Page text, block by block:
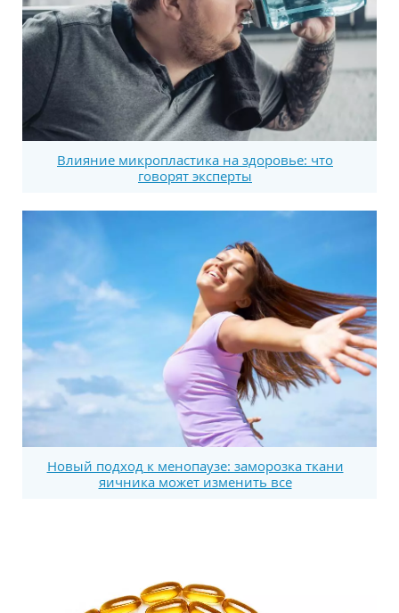
Влияние микропластика на здоровье: что
говорят эксперты
Новый подход к менопаузе: заморозка ткани
яичника может изменить все